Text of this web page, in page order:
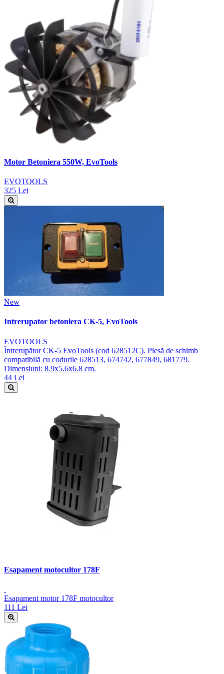
Motor Betoniera 550W, EvoTools
EVOTOOLS
325 Lei
New
Intrerupator betoniera CK-5, EvoTools
EVOTOOLS
Întrerupător CK-5 EvoTools (cod 628512C). Piesă de schimb
compatibilă cu codurile 628513, 674742, 677849, 681779.
Dimensiuni: 8.9x5.6x6.8 cm.
44 Lei
Esapament motocultor 178F
Esapament motor 178F motocultor
111 Lei